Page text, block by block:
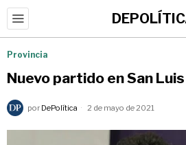
Provincia
Nuevo partido en San Luis
por DePolítica 2 de mayo de 2021